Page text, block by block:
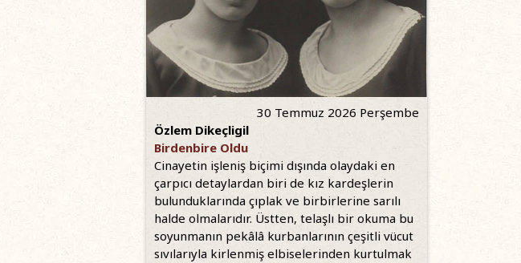
30 Temmuz 2026 Perşembe
Özlem Dikeçligil
Birdenbire Oldu
Cinayetin işleniş biçimi dışında olaydaki en
çarpıcı detaylardan biri de kız kardeşlerin
bulunduklarında çıplak ve birbirlerine sarılı
halde olmalarıdır. Üstten, telaşlı bir okuma bu
soyunmanın pekâlâ kurbanlarının çeşitli vücut
sıvılarıyla kirlenmiş elbiselerinden kurtulmak